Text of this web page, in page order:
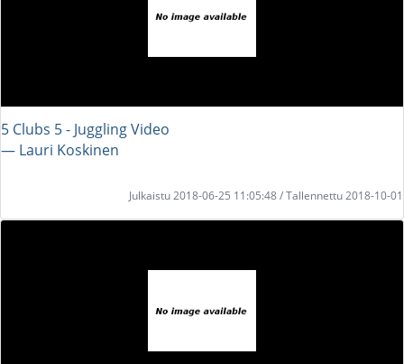
5 Clubs 5 - Juggling Video
― Lauri Koskinen
Julkaistu 2018-06-25 11:05:48 / Tallennettu 2018-10-01